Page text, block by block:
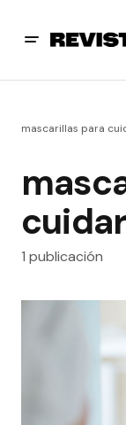
mascarillas para
1 publicación